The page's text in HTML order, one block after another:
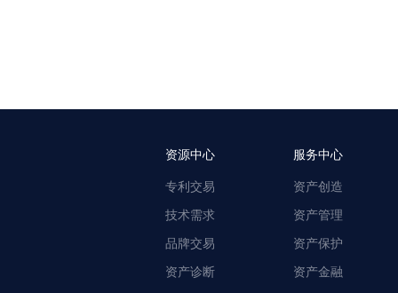
资源中心
专利交易
技术需求
品牌交易
资产诊断
服务中心
资产创造
资产管理
资产保护
资产金融